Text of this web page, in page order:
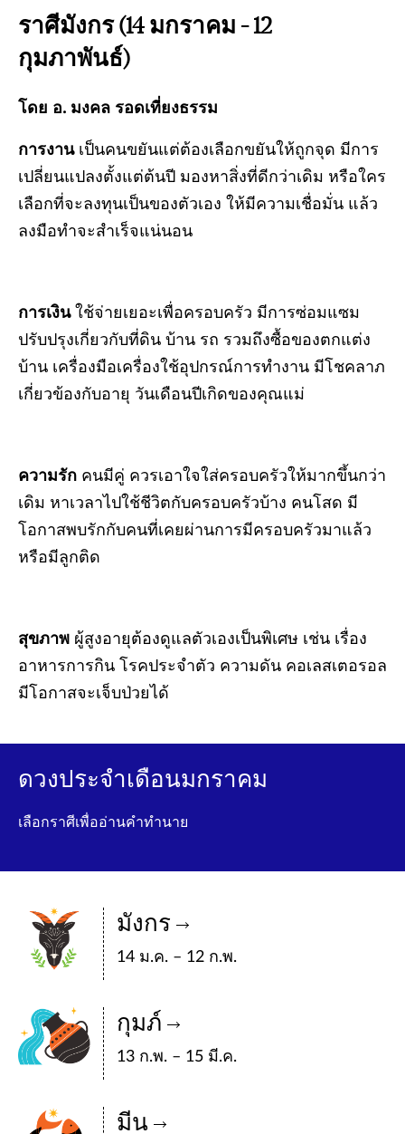
ราศีมังกร (14 มกราคม – 12
กุมภาพันธ์)
โดย อ. มงคล รอดเที่ยงธรรม
การงาน เป็นคนขยันแต่ต้องเลือกขยันให้ถูกจุด มีการ
เปลี่ยนแปลงตั้งแต่ต้นปี มองหาสิ่งที่ดีกว่าเดิม หรือใคร
เลือกที่จะลงทุนเป็นของตัวเอง ให้มีความเชื่อมั่น แล้ว
ลงมือทำจะสำเร็จแน่นอน
การเงินใช้จ่ายเยอะเพื่อครอบครัว มีการซ่อมแซม
ปรับปรุงเกี่ยวกับที่ดิน บ้าน รถ รวมถึงซื้อของตกแต่ง
บ้าน เครื่องมือเครื่องใช้อุปกรณ์การทำงาน มีโชคลาภ
เกี่ยวข้องกับอายุ วันเดือนปีเกิดของคุณแม่
ความรัก คนมีคู่ ควรเอาใจใส่ครอบครัวให้มากขึ้นกว่า
เดิม หาเวลาไปใช้ชีวิตกับครอบครัวบ้าง คนโสด มี
โอกาสพบรักกับคนที่เคยผ่านการมีครอบครัวมาแล้ว
หรือมีลูกติด
สุขภาพ ผู้สูงอายุต้องดูแลตัวเองเป็นพิเศษ เช่น เรื่อง
อาหารการกิน โรคประจำตัว ความดัน คอเลสเตอรอล
มีโอกาสจะเจ็บป่วยได้
ดวงประจำเดือนมกราคม
เลือกราศีเพื่ออ่านคำทำนาย
มังกร
14 ม.ค. – 12 ก.พ.
กุมภ์
13 ก.พ. – 15 มี.ค.
มีน